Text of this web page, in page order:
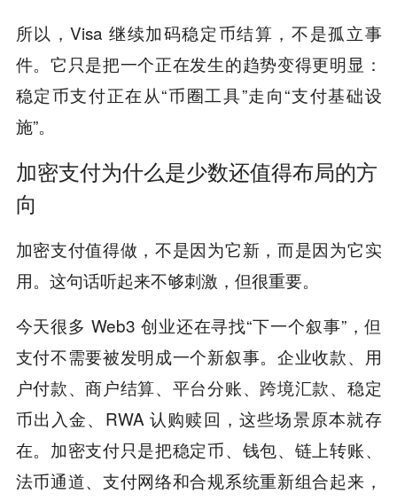
所以，Visa 继续加码稳定币结算，不是孤立事
件。它只是把一个正在发生的趋势变得更明显：
稳定币支付正在从“币圈工具”走向“支付基础设
施”。
加密支付为什么是少数还值得布局的方
向
加密支付值得做，不是因为它新，而是因为它实
用。这句话听起来不够刺激，但很重要。
今天很多 Web3 创业还在寻找“下一个叙事”，但
支付不需要被发明成一个新叙事。企业收款、用
户付款、商户结算、平台分账、跨境汇款、稳定
币出入金、RWA 认购赎回，这些场景原本就存
在。加密支付只是把稳定币、钱包、链上转账、
法币通道、支付网络和合规系统重新组合起来，